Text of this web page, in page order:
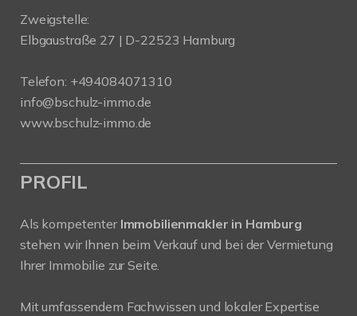
Zweigstelle:
Elbgaustraße 27 | D-22523 Hamburg
Telefon: +494084071310
info@bschulz-immo.de
www.bschulz-immo.de
PROFIL
Als kompetenter Immobilienmakler in Hamburg
stehen wir Ihnen beim Verkauf und bei der Vermietung
Ihrer Immobilie zur Seite.
Mit umfassendem Fachwissen und lokaler Expertise